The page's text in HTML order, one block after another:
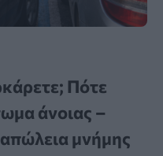
Πότε
άνοιας –
μνήμης